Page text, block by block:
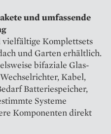
und umfassende
vielfältige Komplettsets
und Garten erhältlich.
bifaziale Glas-
Kabel,
Batteriespeicher,
Systeme
Komponenten direkt